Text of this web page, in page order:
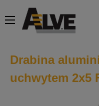
Toggle
navigation
☰
Drabina
uchwytem 2x5